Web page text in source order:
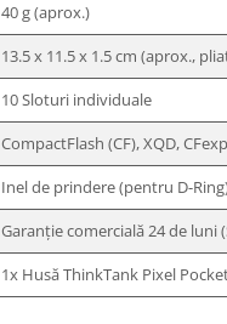
40 g (aprox.)
13.5 x 11.5 x 1.5 cm (aprox.,
10 Sloturi individuale
CompactFlash (CF), XQD,
Inel de prindere (pentru D-
Garanție comercială 24 de luni
1x Husă ThinkTank Pixel